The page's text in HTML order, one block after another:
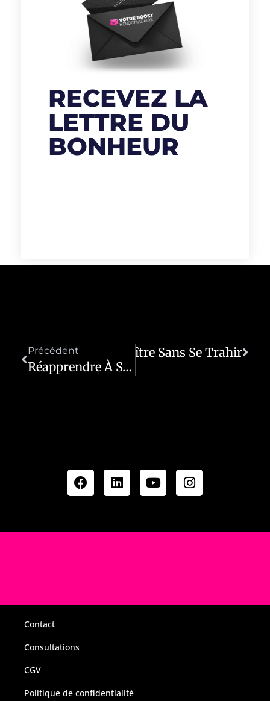
RECEVEZ LA
LETTRE DU
BONHEUR
Précédent
Réapprendre À S’habiter
Suivant Renaître Sans Se Trahir
Contact
Consultations
CGV
Politique de confidentialité